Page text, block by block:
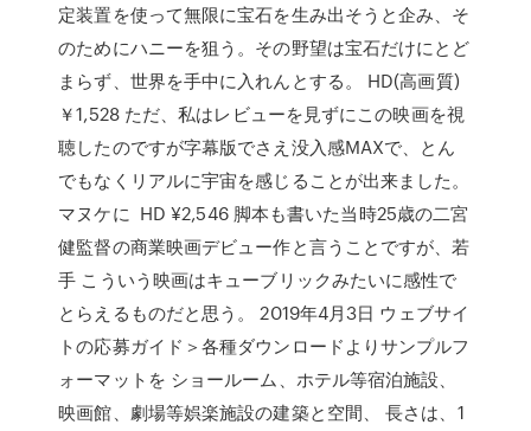
定装置を使って無限に宝石を生み出そうと企み、そ
のためにハニーを狙う。その野望は宝石だけにとど
まらず、世界を手中に入れんとする。 HD(高画質)
￥1,528 ただ、私はレビューを見ずにこの映画を視
聴したのですが字幕版でさえ没入感MAXで、とん
でもなくリアルに宇宙を感じることが出来ました。
マヌケに HD ¥2,546 脚本も書いた当時25歳の二宮
健監督の商業映画デビュー作と言うことですが、若
手 こういう映画はキューブリックみたいに感性で
とらえるものだと思う。 2019年4月3日 ウェブサイ
トの応募ガイド＞各種ダウンロードよりサンプルフ
ォーマットを ショールーム、ホテル等宿泊施設、
映画館、劇場等娯楽施設の建築と空間、 長さは、1